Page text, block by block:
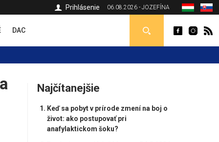
06.08.2026 - JOZEFÍNA
Prihlásenie
DAC
Najčítanejšie
Keď sa pobyt v prírode zmení na boj o
život: ako postupovať pri
anafylaktickom šoku?